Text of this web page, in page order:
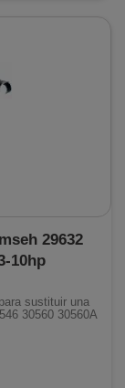
29632
10hp
sustituir una
30560 30560A